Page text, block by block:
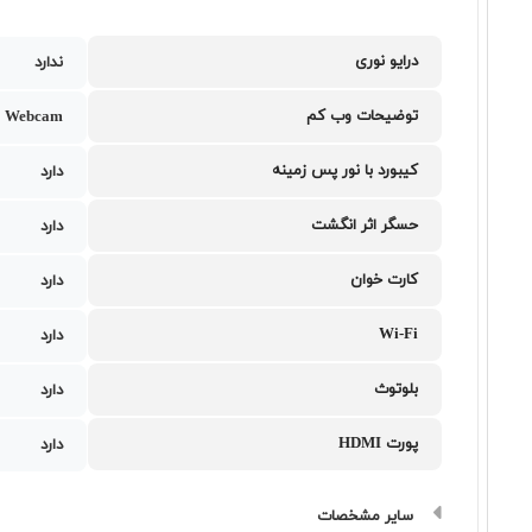
درایو نوری ندارد
توضیحات وب کم
کیبورد با نور پس زمینه دارد
حسگر اثر انگشت دارد
کارت خوان دارد
Wi-Fi دارد
بلوتوث دارد
پورت HDMI دارد
سایر مشخصات